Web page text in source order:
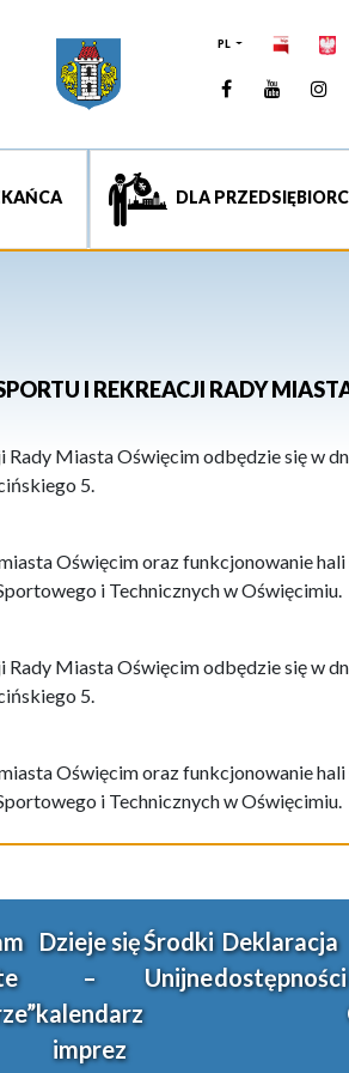
PL
Facebook
DLA
I REKREACJI RADY
Miasta Oświęcim odbędzie się w
5.
Oświęcim oraz funkcjonowanie
i Technicznych w Oświęcimiu.
Miasta Oświęcim odbędzie się w
5.
Oświęcim oraz funkcjonowanie
i Technicznych w Oświęcimiu.
Dzieje się
–
kalendarz
imprez
Środki
Unijne
Deklaracja
dostępności